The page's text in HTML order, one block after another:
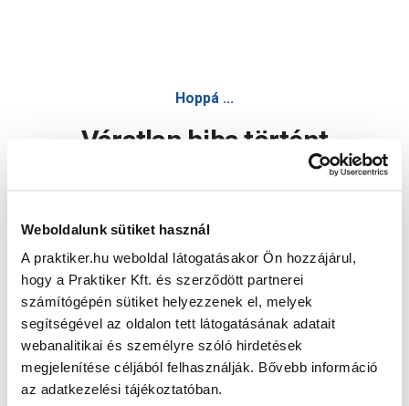
Weboldalunk sütiket használ
A praktiker.hu weboldal látogatásakor Ön hozzájárul,
hogy a Praktiker Kft. és szerződött partnerei
számítógépén sütiket helyezzenek el, melyek
segítségével az oldalon tett látogatásának adatait
webanalitikai és személyre szóló hirdetések
megjelenítése céljából felhasználják. Bővebb információ
az adatkezelési tájékoztatóban.
Hoppá ...
Váratlan hiba történt
Oldal újratöltése